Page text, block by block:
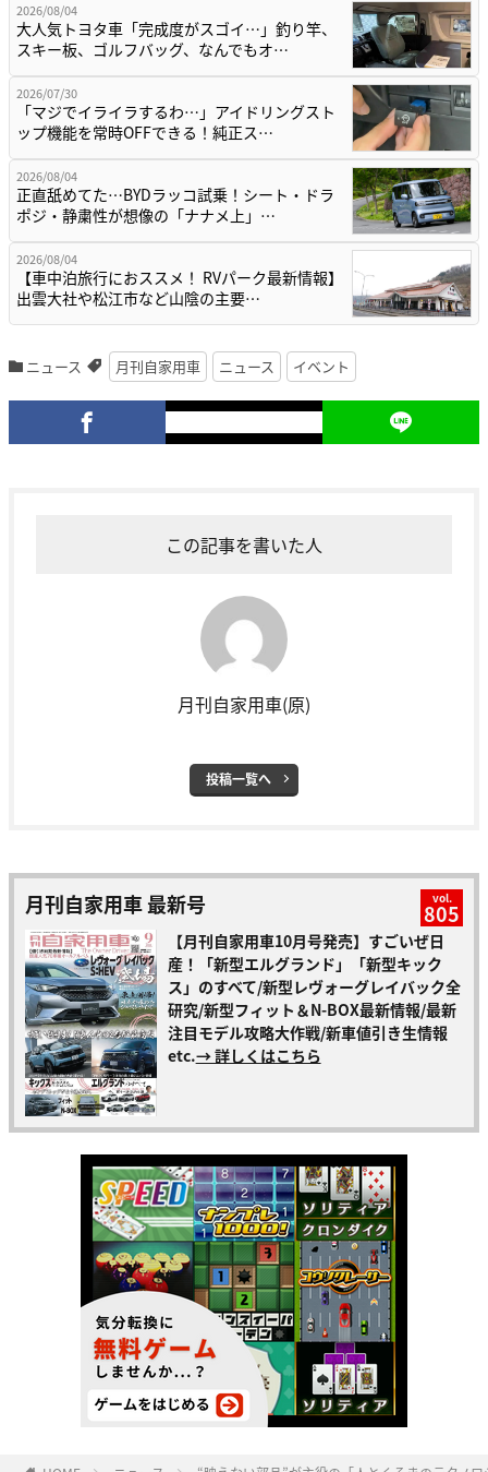
2026/08/04
大人気トヨタ車「完成度がスゴイ…」釣り竿、
スキー板、ゴルフバッグ、なんでもオ…
2026/07/30
「マジでイライラするわ…」アイドリングスト
ップ機能を常時OFFできる！純正ス…
2026/08/04
正直舐めてた…BYDラッコ試乗！シート・ドラ
ポジ・静粛性が想像の「ナナメ上」…
2026/08/04
【車中泊旅行におススメ！ RVパーク最新情報】
出雲大社や松江市など山陰の主要…
ニュース 月刊自家用車 ニュース イベント
この記事を書いた人
月刊自家用車(原)
投稿一覧へ
月刊自家用車 最新号 vol.
805
【月刊自家用車10月号発売】すごいぜ日
産！「新型エルグランド」「新型キック
ス」のすべて/新型レヴォーグレイバック全
研究/新型フィット＆N-BOX最新情報/最新
注目モデル攻略大作戦/新車値引き生情報
etc.→ 詳しくはこちら